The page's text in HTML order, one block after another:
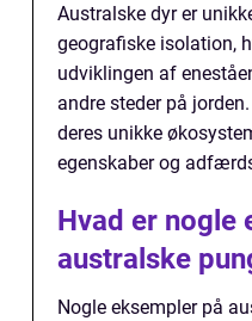
Australske dyr er
geografiske isolation,
udviklingen af
andre steder på
deres unikke
egenskaber og
Hvad er nogle
australske
Nogle eksempler på